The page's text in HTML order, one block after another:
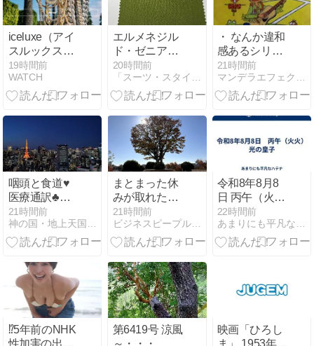
連絡も -2chま
とめ-
iceluxe（アイ
スルックス）
は口コミでも
評判？まわり
の評価は？
19時間前
WATCH
エルメネジル
ド・ゼニアの
モヘア生地が
レディースみ
たいでオシャ
ート生地とし
て作ろうか？
20時間前
「スーツ・スタイリスト」のblog
・ なんか違和
感あるシリー
ズ その353
21時間前
マンデラエフェクト情報局
咽頭と食道♥
医療通訳♣食
道は英語
で esophagus ／
医学用語：
21時間前
神の国・地上天国の実現を目指して！
まとまった休
みが取れた時
は、今後の人
生についてじ
っくり考えよ
21時間前
ビジネスピープル共和国
令和8年8月8
日 丙午（火
火） 光の皇子
22時間前
あまりにも平凡なハテナ
⁉️5年前のNHK
性加害の出演
第6419号 涼風
～・・・
映画「ひろし
ま」 1953年